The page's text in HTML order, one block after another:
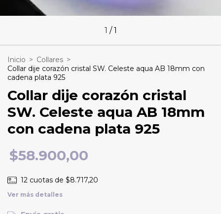
1 /1
Inicio > Collares >
Collar dije corazón cristal SW. Celeste aqua AB 18mm con
cadena plata 925
Collar dije corazón cristal
SW. Celeste aqua AB 18mm
con cadena plata 925
$58.900,00
12 cuotas de $8.717,20
Ver más detalles